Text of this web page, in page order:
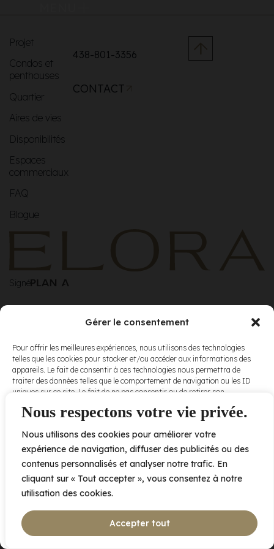
Nous respectons votre vie privée.
Nous utilisons des cookies pour améliorer votre
expérience de navigation, diffuser des publicités ou des
contenus personnalisés et analyser notre trafic. En
cliquant sur « Tout accepter », vous consentez à notre
utilisation des cookies.
Accepter tout
Gérer le consentement
Pour offrir les meilleures expériences, nous utilisons des technologies
telles que les cookies pour stocker et/ou accéder aux informations des
appareils. Le fait de consentir à ces technologies nous permettra de
traiter des données telles que le comportement de navigation ou les ID
uniques sur ce site. Le fait de ne pas consentir ou de retirer son
et fonctions.
Accepter
Refuser
Projet
Condos et
penthouses
Quartier
Aires de vies
Disponibilités
Espaces
commerciaux
FAQ
Blogue
438-801-3356
CONTACT
Signé
© Elora. Tous
droits réservés.
Voir nos
conditions
d’utilisationet
2005 av. de Bois-de-Boulogne, Laval QCH7N 0J7